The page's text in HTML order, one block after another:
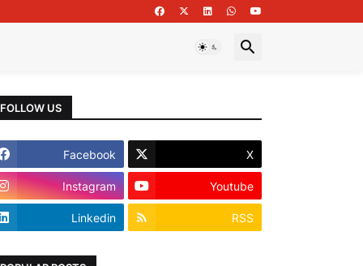
FOLLOW US
Facebook X
Instagram Youtube
Linkedin RSS